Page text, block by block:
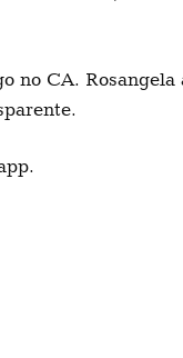
no CA. Rosangela